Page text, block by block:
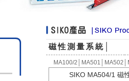
磁性測量系統│
MA100/2 MA501 MA502
SIKO MA504/1 磁